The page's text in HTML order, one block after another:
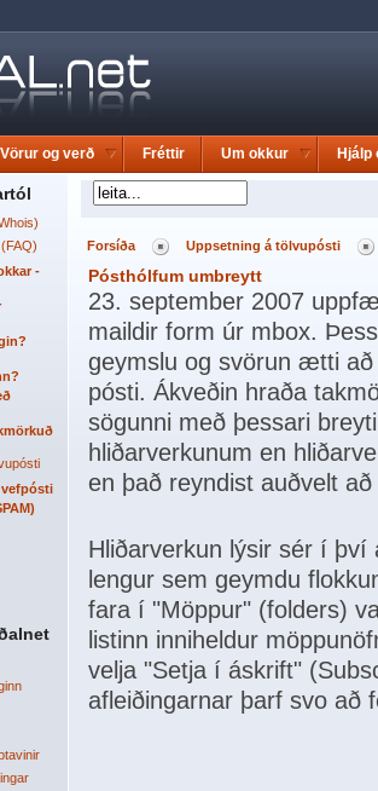
Vörur og verð Fréttir Um okkur Hjálp
-
Forsíða Uppsetning á tölvupósti
Pósthólfum umbreytt
23. september 2007
maildir form úr mbox.
geymslu og svörun ætti
pósti. Ákveðin hraða
sögunni með þessari
hliðarverkunum en
en það reyndist auðvelt
Hliðarverkun lýsir sér í því
lengur sem geymdu
fara í "Möppur" (folders)
listinn inniheldur
velja "Setja í áskrift"
afleiðingarnar þarf svo að